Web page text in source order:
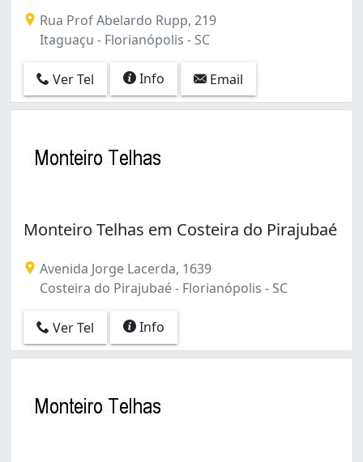
Rua Prof Abelardo Rupp, 219
Itaguaçu - Florianópolis - SC
Ver Tel Info Email
Monteiro Telhas em Costeira do Pirajubaé
Avenida Jorge Lacerda, 1639
Costeira do Pirajubaé - Florianópolis - SC
Ver Tel Info